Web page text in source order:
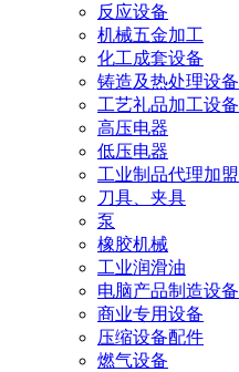
反应设备
机械五金加工
化工成套设备
铸造及热处理设备
工艺礼品加工设备
高压电器
低压电器
工业制品代理加盟
刀具、夹具
泵
橡胶机械
工业润滑油
电脑产品制造设备
商业专用设备
压缩设备配件
燃气设备